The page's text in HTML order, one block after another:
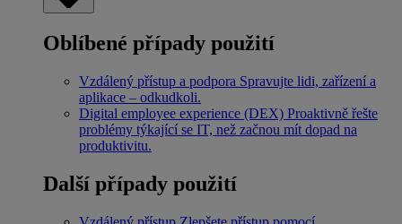
Oblíbené případy použití
Vzdálený přístup a podpora Spravujte lidi, zařízení a
aplikace – odkudkoli.
Digital employee experience (DEX) Proaktivně řešte
problémy týkající se IT, než začnou mít dopad na
produktivitu.
Další případy použití